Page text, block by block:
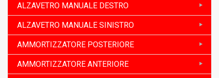
ALZAVETRO MANUALE DESTRO
ALZAVETRO MANUALE SINISTRO
AMMORTIZZATORE POSTERIORE
AMMORTIZZATORE ANTERIORE